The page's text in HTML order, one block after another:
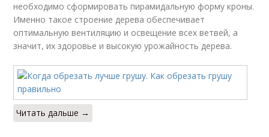
необходимо сформировать пирамидальную форму кроны.
Именно такое строение дерева обеспечивает
оптимальную вентиляцию и освещение всех ветвей, а
значит, их здоровье и высокую урожайность дерева.
Читать дальше →